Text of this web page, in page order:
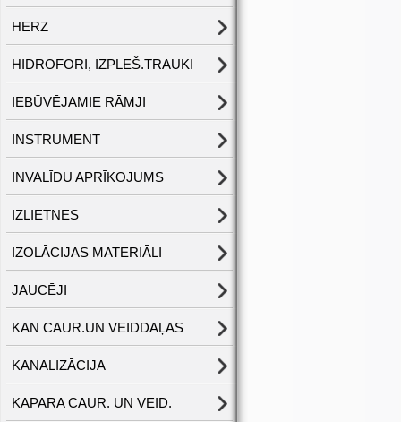
HERZ
HIDROFORI, IZPLEŠ.TRAUKI
IEBŪVĒJAMIE RĀMJI
INSTRUMENT
INVALĪDU APRĪKOJUMS
IZLIETNES
IZOLĀCIJAS MATERIĀLI
JAUCĒJI
KAN CAUR.UN VEIDDAĻAS
KANALIZĀCIJA
KAPARA CAUR. UN VEID.